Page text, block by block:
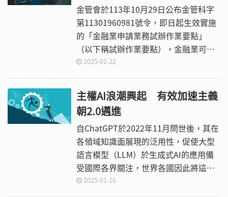
金管會於113年10月29日公布金管科字
第11301960981號令，即日起生效實施
的「金融業申請業務試辦作業要點」
（以下稱試辦作業要點），金融業可進
行特定範圍、期間、對象等的金融創新
2025-01-22
主權AI浪潮興起 有效加速主義
朝2.0邁進
自ChatGPT於2022年11月問世後，其在
各領域知識面展現的泛用性，促使大型
語言模型（LLM）於生成式AI的應用備
受國際各界關注，世界各國因此將這股
由生成式AI吹起的科技浪潮視為第四次
2025-01-16